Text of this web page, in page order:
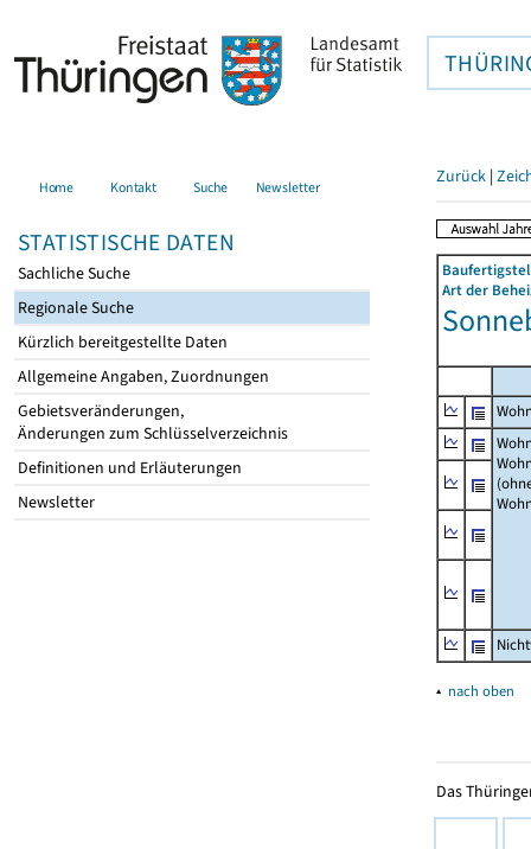
Home Kontakt Suche Newsletter
STATISTISCHE DATEN
Sachliche Suche
Regionale Suche
Kürzlich bereitgestellte Daten
Allgemeine Angaben, Zuordnungen
Gebietsveränderungen,
Änderungen zum Schlüsselverzeichnis
Definitionen und Erläuterungen
Newsletter
Zurück |
Art der
▴ nach oben
Das